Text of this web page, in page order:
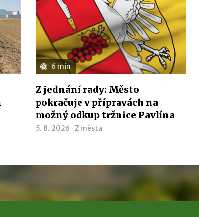
6 min
Z jednání rady: Město
pokračuje v přípravách na
možný odkup tržnice Pavlína
5. 8. 2026 ·Z města